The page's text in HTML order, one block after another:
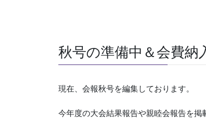
秋号の準備中＆会費納
現在、会報秋号を編集しております。
今年度の大会結果報告や親睦会報告を掲